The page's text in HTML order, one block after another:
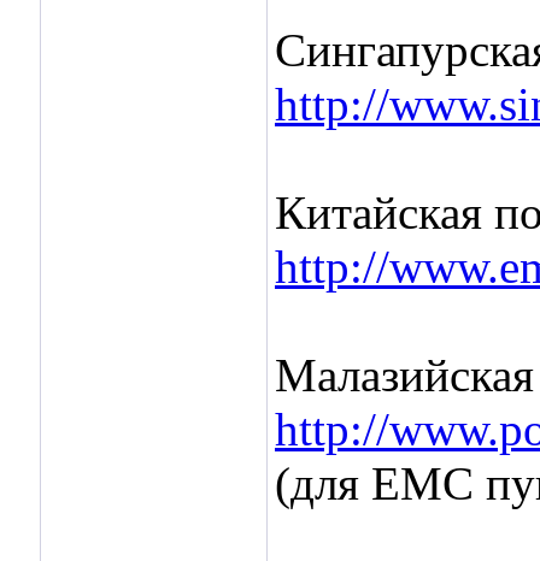
http://
Китайская
http://
http://
(для ЕМС